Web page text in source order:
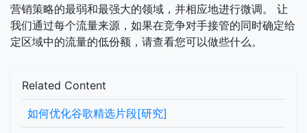
营销策略的最弱和最强大的领域，并相应地进行微调。 让
我们通过每个流量来源，如果在竞争对手接管的同时确定给
定区域中的流量的低份额，请查看您可以做些什么。
Related Content
如何优化谷歌精选片段[研究]